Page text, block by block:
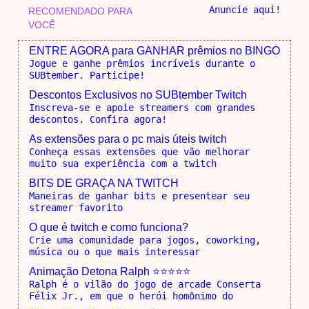
RECOMENDADO PARA
VOCÊ
Anuncie aqui!
ENTRE AGORA para GANHAR prêmios no BINGO
Jogue e ganhe prêmios incríveis durante o
SUBtember. Participe!
Descontos Exclusivos no SUBtember Twitch
Inscreva-se e apoie streamers com grandes
descontos. Confira agora!
As extensões para o pc mais úteis twitch
Conheça essas extensões que vão melhorar
muito sua experiência com a twitch
BITS DE GRAÇA NA TWITCH
Maneiras de ganhar bits e presentear seu
streamer favorito
O que é twitch e como funciona?
Crie uma comunidade para jogos, coworking,
música ou o que mais interessar
Animação Detona Ralph ⭐⭐⭐⭐⭐
Ralph é o vilão do jogo de arcade Conserta
Félix Jr., em que o herói homônimo do